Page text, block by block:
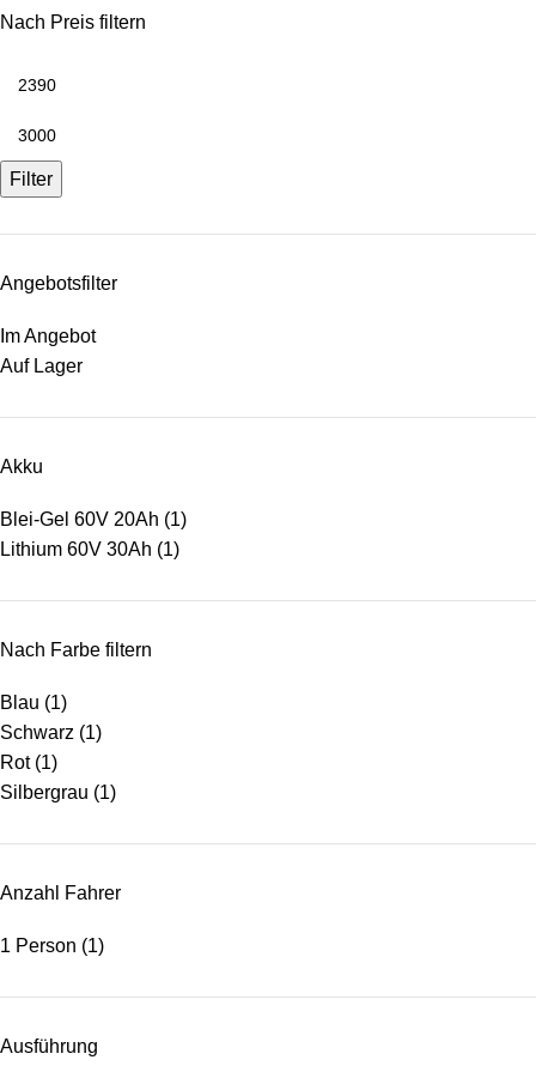
Nach Preis filtern
Filter
Angebotsfilter
Im Angebot
Auf Lager
Akku
Blei-Gel 60V 20Ah (1)
Lithium 60V 30Ah (1)
Nach Farbe filtern
Blau (1)
Schwarz (1)
Rot (1)
Silbergrau (1)
Anzahl Fahrer
1 Person (1)
Ausführung